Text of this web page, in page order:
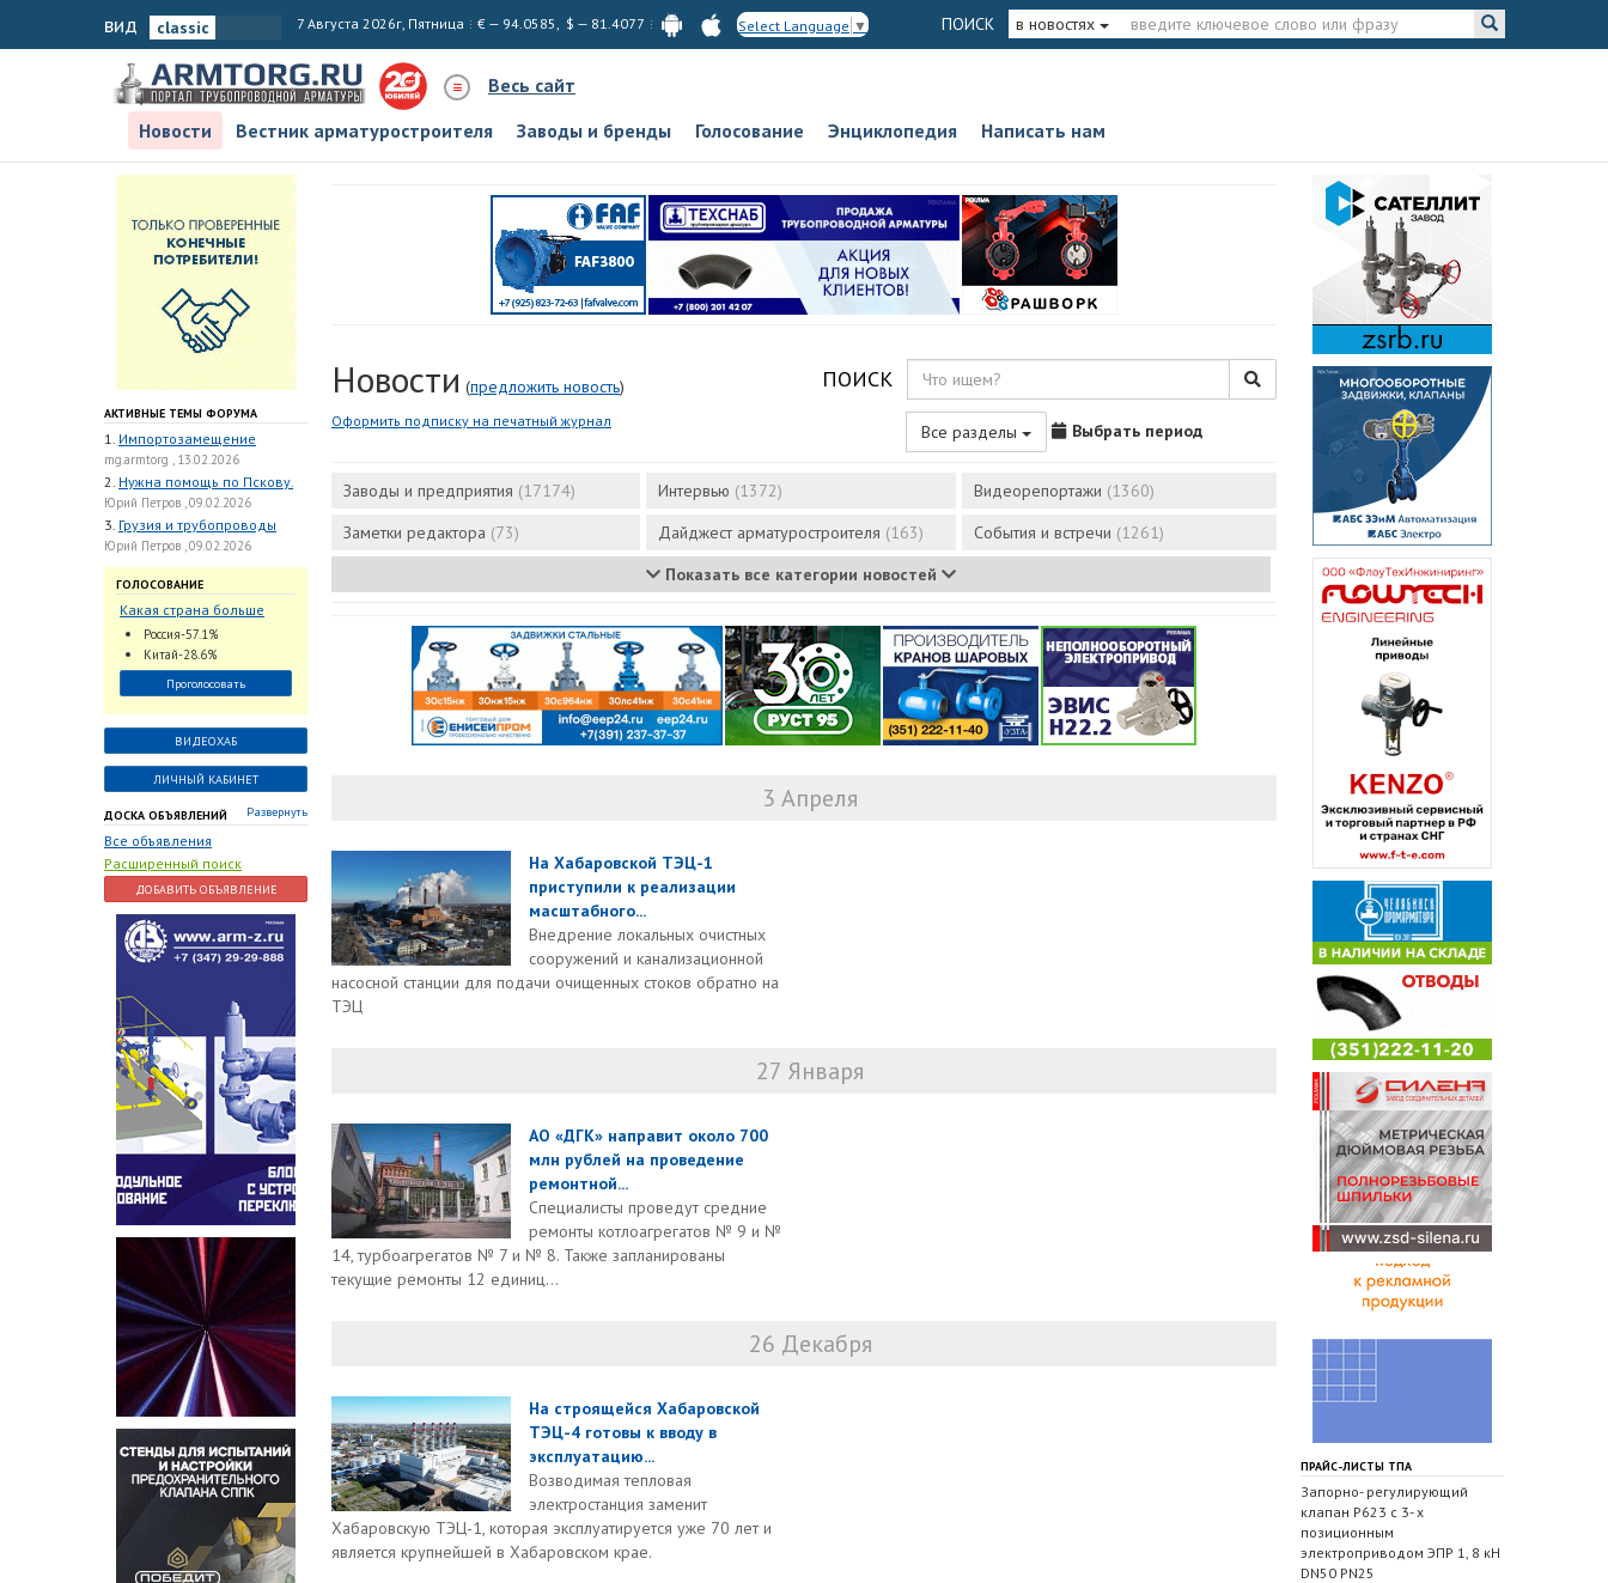
вид 7 Августа 2026г, Пятница € — 94.0585, $ — 81.4077 Select Language ▼ ПОИСК в новостях
Весь сайт
Новости
Вестник арматуростроителя Заводы и бренды Голосование Энциклопедия Написать нам
АКТИВНЫЕ ТЕМЫ ФОРУМА
1. Импортозамещение
mg.armtorg , 13.02.2026
2. Нужна помощь по Пскову.
Юрий Петров , 09.02.2026
3. Грузия и трубопроводы
Юрий Петров , 09.02.2026
ГОЛОСОВАНИЕ
Какая страна больше
всего поставляет
трубопроводную
арматуру в химическую
отрасль?
Россия-57.1%
Китай-28.6%
Проголосовать
ВИДЕОХАБ
ЛИЧНЫЙ КАБИНЕТ
ДОСКА ОБЪЯВЛЕНИЙ Развернуть
Все объявления
Расширенный поиск
ДОБАВИТЬ ОБЪЯВЛЕНИЕ
Новости (предложить новость)
Оформить подписку на печатный журнал
ПОИСК
Все разделы Выбрать период
Заводы и предприятия (17174) Интервью (1372) Видеорепортажи (1360)
Заметки редактора (73) Дайджест арматуростроителя (163) События и встречи (1261)
Показать все категории новостей
3 Апреля
На Хабаровской ТЭЦ-1
приступили к реализации
масштабного...
Внедрение локальных очистных
сооружений и канализационной
насосной станции для подачи очищенных стоков обратно на
ТЭЦ
27 Января
АО «ДГК» направит около 700
млн рублей на проведение
ремонтной...
Специалисты проведут средние
ремонты котлоагрегатов № 9 и №
14, турбоагрегатов № 7 и № 8. Также запланированы
текущие ремонты 12 единиц...
26 Декабря
На строящейся Хабаровской
ТЭЦ-4 готовы к вводу в
эксплуатацию...
Возводимая тепловая
электростанция заменит
Хабаровскую ТЭЦ-1, которая эксплуатируется уже 70 лет и
является крупнейшей в Хабаровском крае.
ПРАЙС-ЛИСТЫ ТПА
Запорно- регулирующий
клапан Р623 с 3- х
позиционным
электроприводом ЭПР 1, 8 кН
DN50 PN25